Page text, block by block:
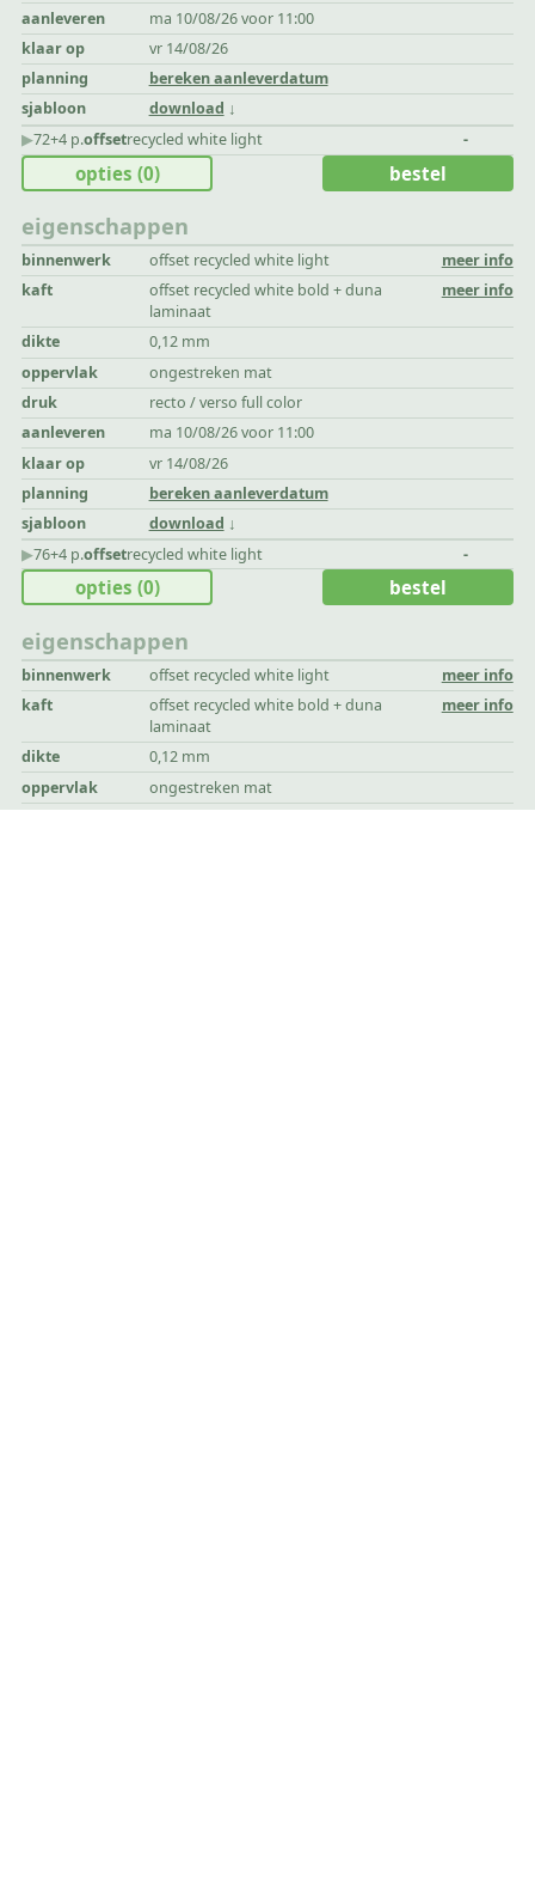
aanleveren
ma 10/08/26 voor 11:00
klaar op
vr 14/08/26
planning
bereken aanleverdatum
sjabloon
download
▶︎72+4 p.offsetrecycled white light -
eigenschappen
binnenwerk offset recycled white light
meer info
kaft
offset recycled white bold + duna
laminaat
meer info
dikte
0,12 mm
oppervlak
ongestreken mat
druk
recto / verso full color
aanleveren
ma 10/08/26 voor 11:00
klaar op
vr 14/08/26
planning
bereken aanleverdatum
sjabloon
download
opties (0) bestel
▶︎76+4 p.offsetrecycled white light -
eigenschappen
binnenwerk offset recycled white light
meer info
kaft
offset recycled white bold + duna
laminaat
meer info
dikte
0,12 mm
oppervlak
ongestreken mat
opties (0) bestel